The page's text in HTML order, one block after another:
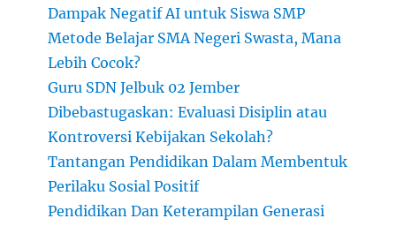
Dampak Negatif AI untuk Siswa SMP
Metode Belajar SMA Negeri Swasta, Mana
Lebih Cocok?
Guru SDN Jelbuk 02 Jember
Dibebastugaskan: Evaluasi Disiplin atau
Kontroversi Kebijakan Sekolah?
Tantangan Pendidikan Dalam Membentuk
Perilaku Sosial Positif
Pendidikan Dan Keterampilan Generasi